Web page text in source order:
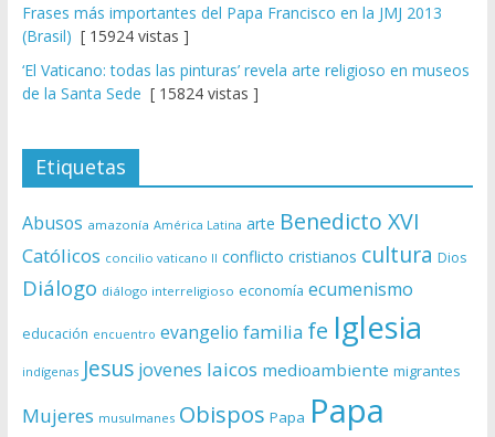
Frases más importantes del Papa Francisco en la JMJ 2013
(Brasil) [ 15924 vistas ]
‘El Vaticano: todas las pinturas’ revela arte religioso en museos
de la Santa Sede [ 15824 vistas ]
Etiquetas
Abusos amazonía América Latina arte Benedicto XVI
Católicos concilio vaticano II conflicto cristianos cultura Dios
Diálogo diálogo interreligioso economía ecumenismo
educación encuentro evangelio familia fe Iglesia
indígenas Jesus jovenes laicos medioambiente migrantes
Mujeres musulmanes Obispos Papa Papa